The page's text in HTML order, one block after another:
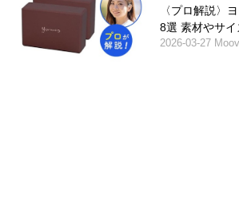
〈プロ解説〉
8選 素材やサ
2026-03-27